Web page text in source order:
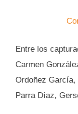
Entre los
Carmen
Ordoñez García,
Parra Díaz,